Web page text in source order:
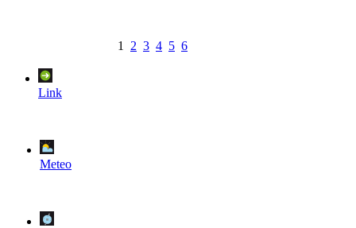
1 2 3 4 5 6
Link
Meteo